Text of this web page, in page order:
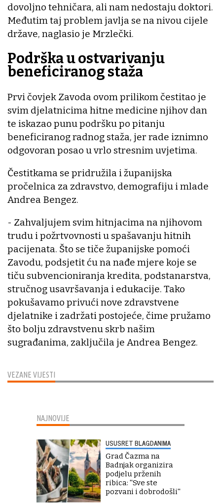
VEZANE VIJESTI
dovoljno tehničara, ali nam nedostaju doktori.
Međutim taj problem javlja se na nivou cijele
države, naglasio je Mrzlečki.
Podrška u ostvarivanju
beneficiranog staža
Prvi čovjek Zavoda ovom prilikom čestitao je
svim djelatnicima hitne medicine njihov dan
te iskazao punu podršku po pitanju
beneficiranog radnog staža, jer rade iznimno
odgovoran posao u vrlo stresnim uvjetima.
Čestitkama se pridružila i županijska
pročelnica za zdravstvo, demografiju i mlade
Andrea Bengez.
- Zahvaljujem svim hitnjacima na njihovom
trudu i požrtvovnosti u spašavanju hitnih
pacijenata. Što se tiče županijske pomoći
Zavodu, podsjetit ću na nađe mjere koje se
tiču subvencioniranja kredita, podstanarstva,
stručnog usavršavanja i edukacije. Tako
pokušavamo privući nove zdravstvene
djelatnike i zadržati postojeće, čime pružamo
što bolju zdravstvenu skrb našim
sugrađanima, zaključila je Andrea Bengez.
NAJNOVIJE
USUSRET BLAGDANIMA
Grad Čazma na
Badnjak organizira
podjelu prženih
ribica: ''Sve ste
pozvani i dobrodošli''